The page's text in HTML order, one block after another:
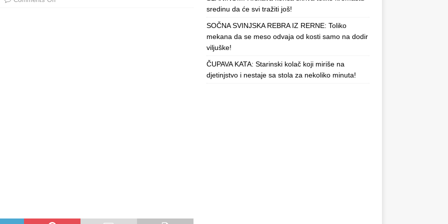
sredinu da će svi tražiti još!
SOČNA SVINJSKA REBRA IZ RERNE: Toliko
mekana da se meso odvaja od kosti samo na dodir
viljuške!
ČUPAVA KATA: Starinski kolač koji miriše na
djetinjstvo i nestaje sa stola za nekoliko minuta!